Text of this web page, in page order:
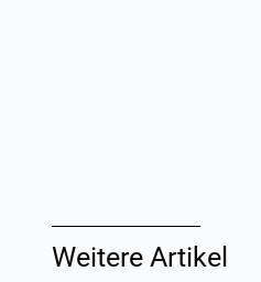
Weitere Artikel